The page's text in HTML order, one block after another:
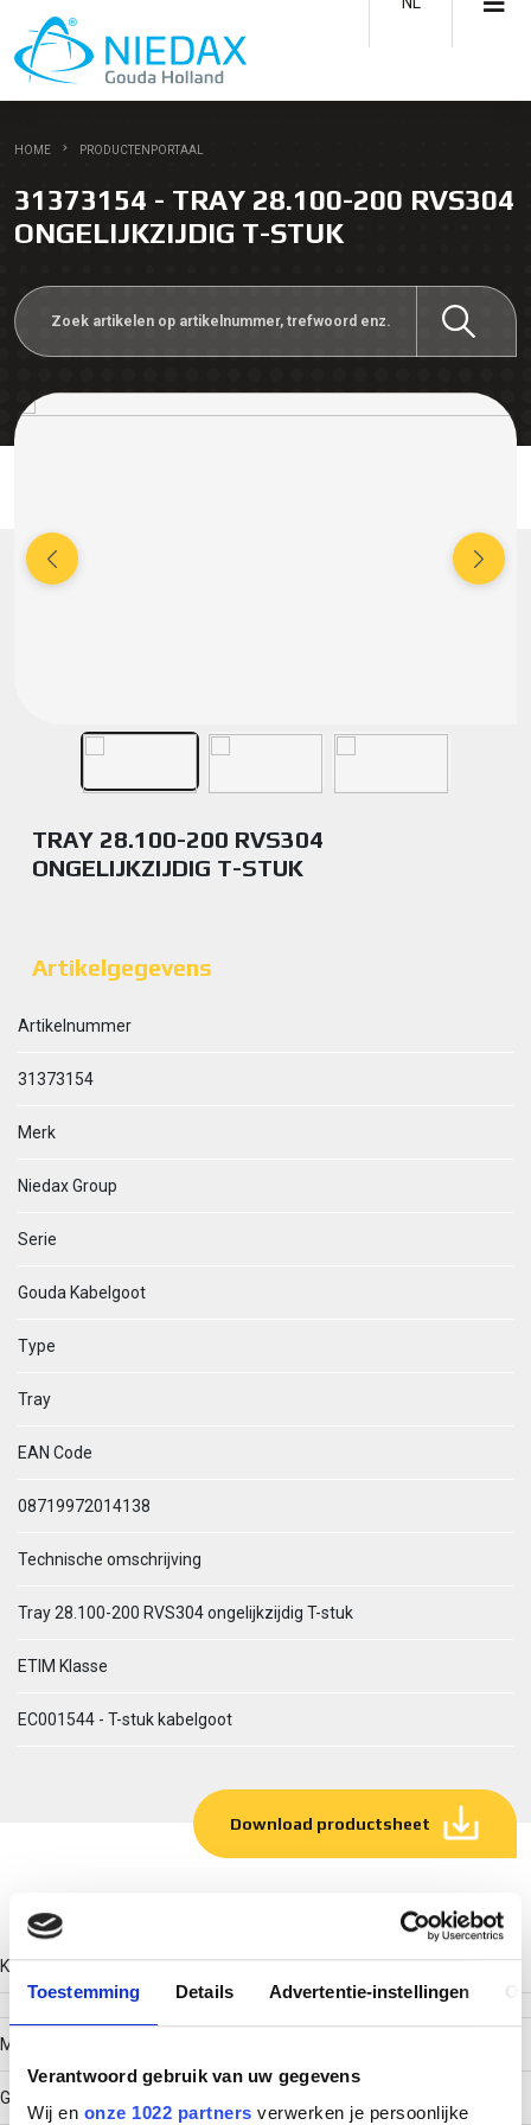
Toestemming Details Advertentie-instellingen
Verantwoord gebruik van uw gegevens
Wij en onze 1022 partners verwerken je persoonlijke
HOME PRODUCTENPORTAAL
31373154 - TRAY 28.100-200 RVS304
ONGELIJKZIJDIG T-STUK
TRAY 28.100-200 RVS304
ONGELIJKZIJDIG T-STUK
Artikelgegevens
Artikelnummer
31373154
Merk
Niedax Group
Serie
Gouda Kabelgoot
Type
Tray
EAN Code
08719972014138
Technische omschrijving
Tray 28.100-200 RVS304 ongelijkzijdig T-stuk
ETIM Klasse
EC001544 - T-stuk kabelgoot
Download productsheet
Technische gegevens
Kleur
Model
Geïntegreerde verbinder